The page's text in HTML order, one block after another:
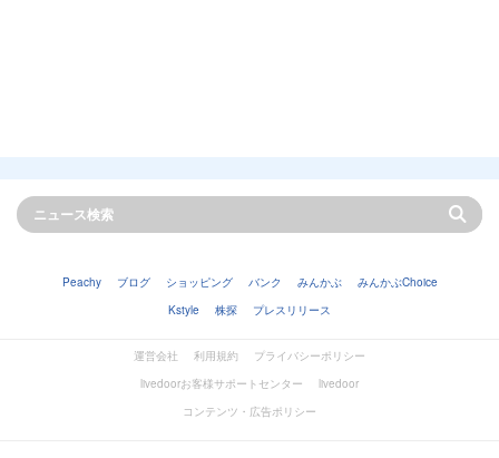
Peachy ブログ ショッピング バンク みんかぶ
みんかぶChoice
Kstyle
株探 プレスリリース
運営会社 利用規約
プライバシーポリシー
livedoorお客様サポートセンター
livedoor
コンテンツ・広告ポリシー